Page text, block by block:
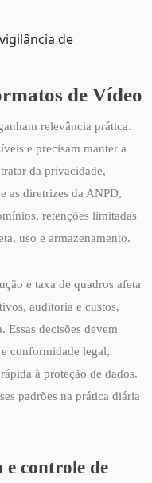
de
de Vídeo
relevância prática.
e precisam manter a
da privacidade,
as diretrizes da ANPD,
retenções limitadas
uso e armazenamento.
e taxa de quadros afeta
auditoria e custos,
Essas decisões devem
conformidade legal,
à proteção de dados.
padrões na prática diária
controle de